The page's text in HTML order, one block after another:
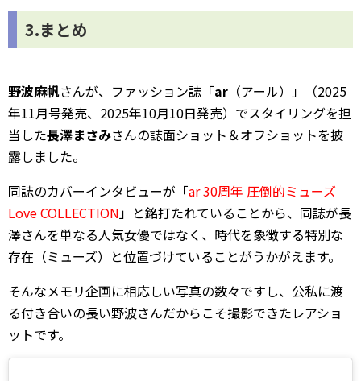
3.まとめ
野波麻帆さんが、ファッション誌「ar （アール）」（2025
年11月号発売、2025年10月10日発売）でスタイリングを担
当した長澤まさみさんの誌面ショット＆オフショットを披
露しました。
同誌のカバーインタビューが「ar 30周年 圧倒的ミューズ
Love COLLECTION」と銘打たれていることから、同誌が長
澤さんを単なる人気女優ではなく、時代を象徴する特別な
存在（ミューズ）と位置づけていることがうかがえます。
そんなメモリ企画に相応しい写真の数々ですし、公私に渡
る付き合いの長い野波さんだからこそ撮影できたレアショ
ットです。